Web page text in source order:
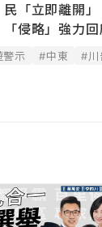
民「立即離開
「侵略」強力
警示 #中東 #川